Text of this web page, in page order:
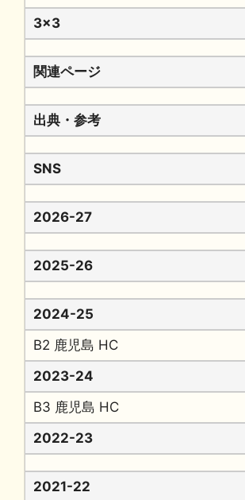
3x3
関連ページ
出典・参考
SNS
2026-27
2025-26
2024-25
B2 鹿児島 HC
2023-24
B3 鹿児島 HC
2022-23
2021-22